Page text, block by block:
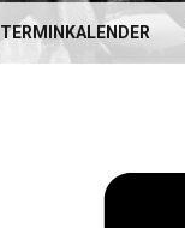
TERMINKALENDER